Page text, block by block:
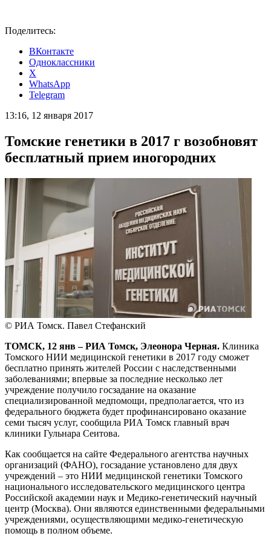
Поделитесь:
ВКонтакте
Одноклассники
X
WhatsApp
Telegram
13:16, 12 января 2017
Томские генетики в 2017 г возобновят
бесплатный прием иногородних
© РИА Томск. Павел Стефанский
ТОМСК, 12 янв – РИА Томск, Элеонора Черная. Клиника
Томского НИИ медицинской генетики в 2017 году сможет
бесплатно принять жителей России с наследственными
заболеваниями; впервые за последние несколько лет
учреждение получило госзадание на оказание
специализированной медпомощи, предполагается, что из
федерального бюджета будет профинансировано оказание
семи тысяч услуг, сообщила РИА Томск главный врач
клиники Гульнара Сеитова.
Как сообщается на сайте Федерального агентства научных
организаций (ФАНО), госзадание установлено для двух
учреждений – это НИИ медицинской генетики Томского
национального исследовательского медицинского центра
Российской академии наук и Медико-генетический научный
центр (Москва). Они являются единственными федеральными
учреждениями, осуществляющими медико-генетическую
помощь в полном объеме.